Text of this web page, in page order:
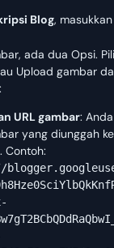
Blog,
ada dua Opsi.
Upload gambar
URL gambar:
yang diunggah
. Contoh: